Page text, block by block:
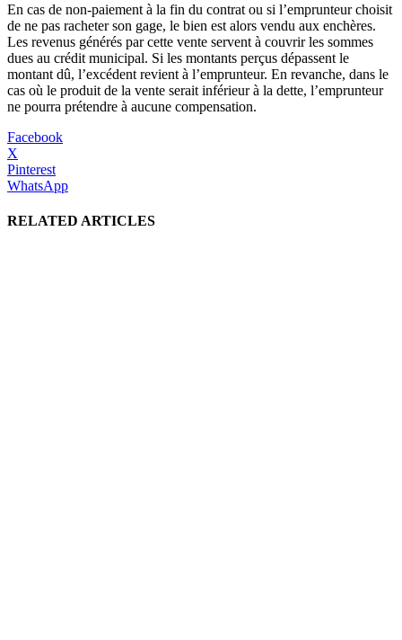
En cas de non-paiement à la fin du contrat ou si l’emprunteur choisit
de ne pas racheter son gage, le bien est alors vendu aux enchères.
Les revenus générés par cette vente servent à couvrir les sommes
dues au crédit municipal. Si les montants perçus dépassent le
montant dû, l’excédent revient à l’emprunteur. En revanche, dans le
cas où le produit de la vente serait inférieur à la dette, l’emprunteur
ne pourra prétendre à aucune compensation.
Facebook
X
Pinterest
WhatsApp
RELATED ARTICLES